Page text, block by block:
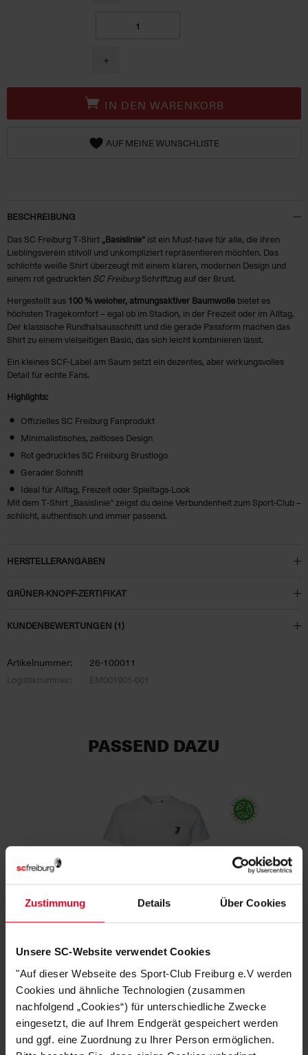
Zustimmung Details Über Cookies
Unsere SC-Website verwendet Cookies
"Auf dieser Webseite des Sport-Club Freiburg e.V werden
Cookies und ähnliche Technologien (zusammen
nachfolgend „Cookies“) für unterschiedliche Zwecke
eingesetzt, die auf Ihrem Endgerät gespeichert werden
und ggf. eine Zuordnung zu Ihrer Person ermöglichen.
+
IN DEN WARENKORB
AUF MEINE WUNSCHLISTE
BESCHREIBUNG
Das SC Freiburg T‑Shirt „Basislinie“ ist ein Must-have für alle, die ihren
Lieblingsverein stilvoll und unkompliziert repräsentieren möchten. Das
schlichte weiße Shirt überzeugt mit einem klaren, modernen Design und
einem rot gedruckten SC FreiburgSchriftzug auf der Brust.
Hergestellt aus 100 % weicher, atmungsaktiver Baumwolle bietet es
höchsten Tragekomfort – egal ob im Stadion, in der Freizeit oder im Alltag.
Der klassische Rundhalsausschnitt und die gerade Passform machen das
Shirt zu einem vielseitigen Basic, das sich leicht kombinieren lässt.
Ein kleines SCF-Label am Saum setzt ein dezentes, aber wirkungsvolles
Detail für echte Fans.
Highlights:
Offizielles SC Freiburg Fanprodukt
Minimalistisches, zeitloses Design
Rot gedrucktes SC Freiburg Brustlogo
Gerader Schnitt
Ideal für Alltag, Freizeit oder Spieltags-Look
Mit dem T‑Shirt „Basislinie“ zeigst du deine Verbundenheit zum Sport-Club –
schlicht, authentisch und immer passend.
HERSTELLERANGABEN
GRÜNER-KNOPF-ZERTIFIKAT
KUNDENBEWERTUNGEN (1)
Artikelnummer: 26-100011
Logistiknummer: EM001901-001
PASSEND DAZU
SC Freiburg
T-Shirt "Greif" Weiß Bio-Baumwolle
€ 24,95